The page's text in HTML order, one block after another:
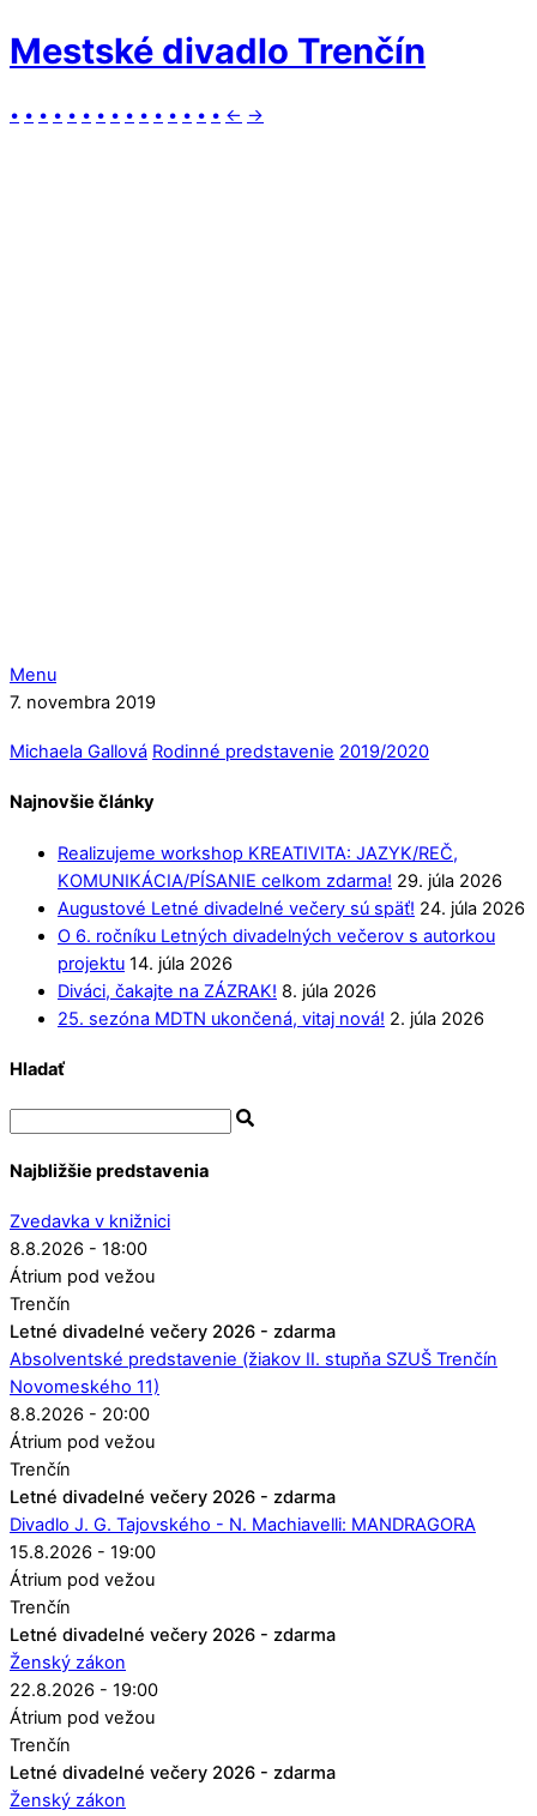
Mestské divadlo Trenčín
• • • • • • • • • • • • • • • ← →
Menu
7. novembra 2019
Michaela Gallová Rodinné predstavenie 2019/2020
Najnovšie články
Realizujeme workshop KREATIVITA: JAZYK/REČ,
KOMUNIKÁCIA/PÍSANIE celkom zdarma! 29. júla 2026
Augustové Letné divadelné večery sú späť! 24. júla 2026
O 6. ročníku Letných divadelných večerov s autorkou
projektu 14. júla 2026
Diváci, čakajte na ZÁZRAK! 8. júla 2026
25. sezóna MDTN ukončená, vitaj nová! 2. júla 2026
Hladať
Najbližšie predstavenia
Zvedavka v knižnici
8.8.2026 - 18:00
Átrium pod vežou
Trenčín
Letné divadelné večery 2026 - zdarma
Absolventské predstavenie (žiakov II. stupňa SZUŠ Trenčín
Novomeského 11)
8.8.2026 - 20:00
Átrium pod vežou
Trenčín
Letné divadelné večery 2026 - zdarma
Divadlo J. G. Tajovského - N. Machiavelli: MANDRAGORA
15.8.2026 - 19:00
Átrium pod vežou
Trenčín
Letné divadelné večery 2026 - zdarma
Ženský zákon
22.8.2026 - 19:00
Átrium pod vežou
Trenčín
Letné divadelné večery 2026 - zdarma
Ženský zákon